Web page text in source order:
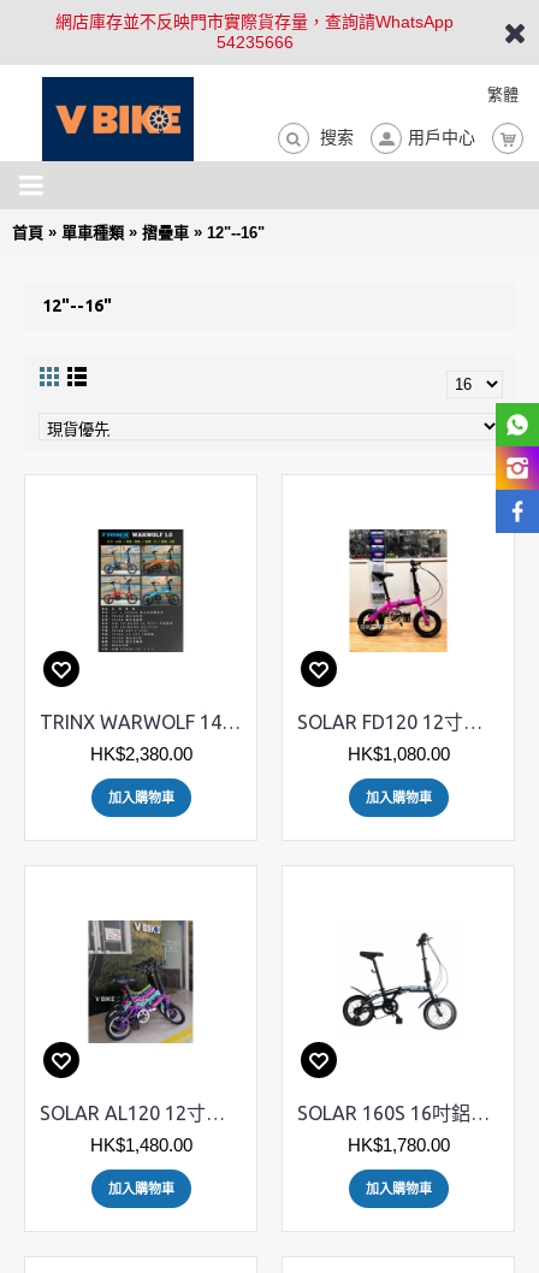
網店庫存並不反映門市實際貨存量，查詢請WhatsApp
54235666
繁體
搜索 用戶中心
首頁 » 單車種類 » 摺疊車 » 12"--16"
12"--16"
TRINX WARWOLF 14/16吋 摺疊車
HK$2,380.00
加入購物車
SOLAR FD120 12寸兒童摺合單車
HK$1,080.00
加入購物車
SOLAR AL120 12寸兒童摺合單車
HK$1,480.00
加入購物車
SOLAR 160S 16吋鋁架摺車
HK$1,780.00
加入購物車